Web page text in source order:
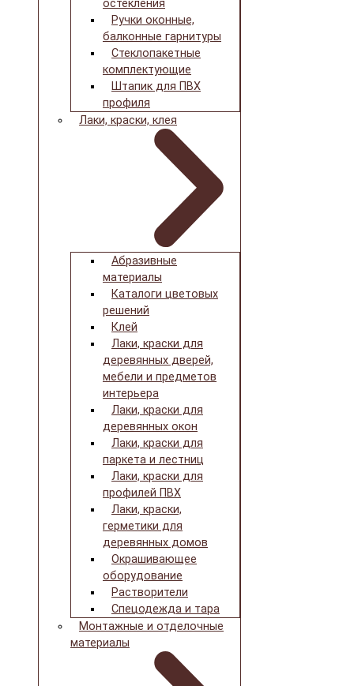
остекления
Ручки оконные,
балконные гарнитуры
Стеклопакетные
комплектующие
Штапик для ПВХ
профиля
Лаки, краски, клея
Абразивные
материалы
Каталоги цветовых
решений
Клей
Лаки, краски для
деревянных дверей,
мебели и предметов
интерьера
Лаки, краски для
деревянных окон
Лаки, краски для
паркета и лестниц
Лаки, краски для
профилей ПВХ
Лаки, краски,
герметики для
деревянных домов
Окрашивающее
оборудование
Растворители
Спецодежда и тара
Монтажные и отделочные
материалы